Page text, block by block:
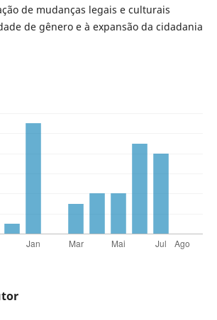
de mudanças legais e culturais
de gênero e à expansão da cidadania